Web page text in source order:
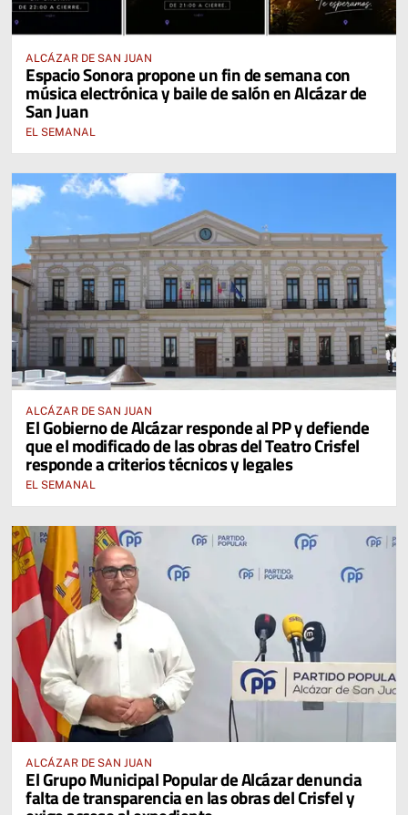
ALCÁZAR DE SAN JUAN
Espacio Sonora propone un fin de semana con
música electrónica y baile de salón en Alcázar de
San Juan
EL SEMANAL
ALCÁZAR DE SAN JUAN
El Gobierno de Alcázar responde al PP y defiende
que el modificado de las obras del Teatro Crisfel
responde a criterios técnicos y legales
EL SEMANAL
ALCÁZAR DE SAN JUAN
El Grupo Municipal Popular de Alcázar denuncia
falta de transparencia en las obras del Crisfel y